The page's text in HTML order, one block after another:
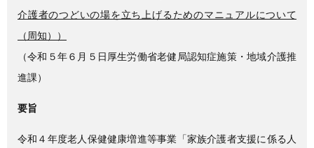
介護者のつどいの場を立ち上げるためのマニュアルについて
（周知））
（令和５年６月５日厚生労働省老健局認知症施策・地域介護推
進課）
要旨
令和４年度老人保健健康増進等事業「家族介護者支援に係る人